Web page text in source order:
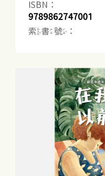
ISBN：
9789862747001
索書號：